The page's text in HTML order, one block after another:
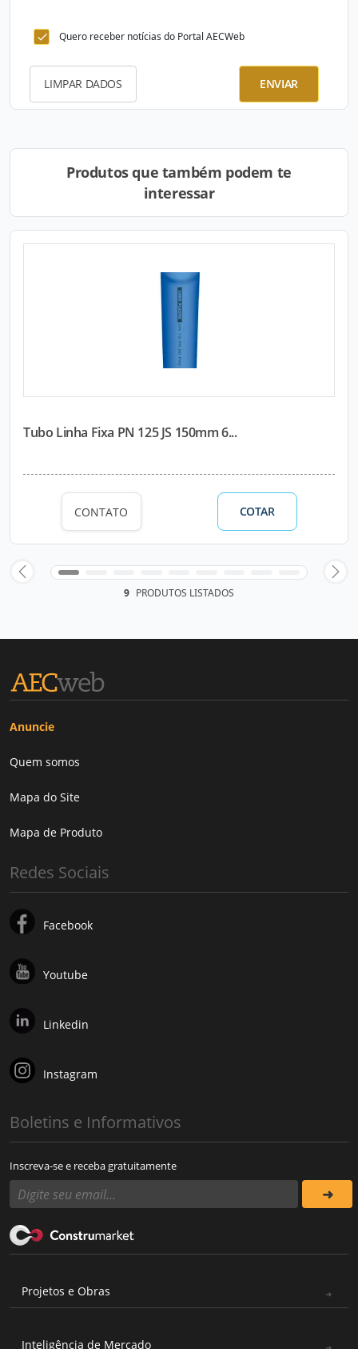
Quero receber notícias do Portal AECWeb
LIMPAR DADOS ENVIAR
Produtos que também podem te
interessar
Tubo Linha Fixa PN 125 JS 150mm 6...
CONTATO COTAR
9 PRODUTOS LISTADOS
Anuncie
Quem somos
Mapa do Site
Mapa de Produto
Redes Sociais
Facebook
Youtube
Linkedin
Instagram
Boletins e Informativos
Inscreva-se e receba gratuitamente
Projetos e Obras
Inteligência de Mercado